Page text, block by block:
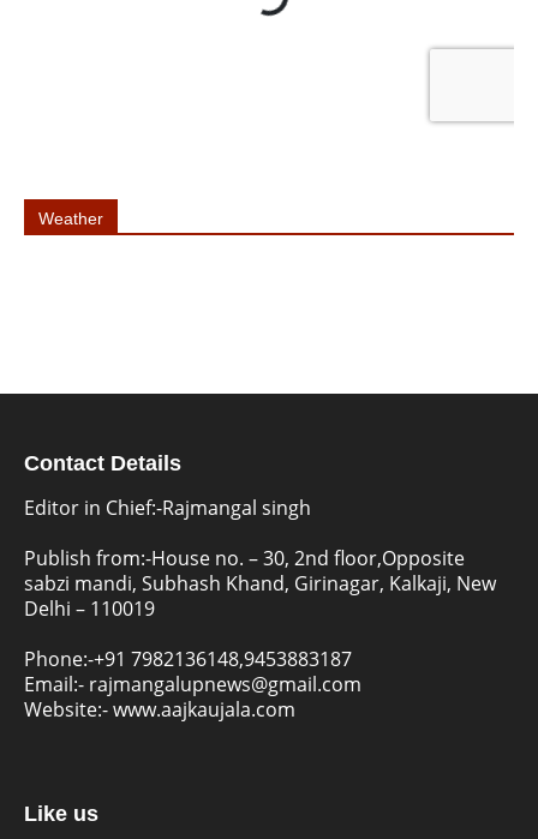
Weather
Contact Details
Editor in Chief:-Rajmangal singh
Publish from:-House no. – 30, 2nd floor,Opposite
sabzi mandi, Subhash Khand, Girinagar, Kalkaji, New
Delhi – 110019
Phone:-+91 7982136148,9453883187
Email:- rajmangalupnews@gmail.com
Website:-www.aajkaujala.com
Like us